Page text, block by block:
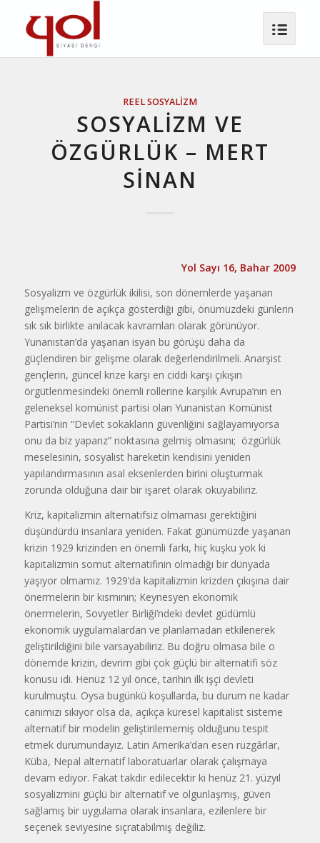
REEL SOSYALIZM
SOSYALİZM VE
ÖZGÜRLÜK – MERT
SINAN
Yol Sayı 16, Bahar 2009
Sosyalizm ve özgürlük ikilisi, son dönemlerde yaşanan
gelişmelerin de açıkça gösterdiği gibi, önümüzdeki günlerin
sık sık birlikte anılacak kavramları olarak görünüyor.
Yunanistan’da yaşanan isyan bu görüşü daha da
güçlendiren bir gelişme olarak değerlendirilmeli. Anarşist
gençlerin, güncel krize karşı en ciddi karşı çıkışın
örgütlenmesindeki önemli rollerine karşılık Avrupa’nın en
geleneksel komünist partisi olan Yunanistan Komünist
Partisi’nin “Devlet sokakların güvenliğini sağlayamıyorsa
onu da biz yaparız” noktasına gelmiş olmasını; özgürlük
meselesinin, sosyalist hareketin kendisini yeniden
yapılandırmasının asal eksenlerden birini oluşturmak
zorunda olduğuna dair bir işaret olarak okuyabiliriz.
Kriz, kapitalizmin alternatifsiz olmaması gerektiğini
düşündürdü insanlara yeniden. Fakat günümüzde yaşanan
krizin 1929 krizinden en önemli farkı, hiç kuşku yok ki
kapitalizmin somut alternatifinin olmadığı bir dünyada
yaşıyor olmamız. 1929’da kapitalizmin krizden çıkışına dair
önermelerin bir kısmının; Keynesyen ekonomik
önermelerin, Sovyetler Birliği’ndeki devlet güdümlü
ekonomik uygulamalardan ve planlamadan etkilenerek
geliştirildiğini bile varsayabiliriz. Bu doğru olmasa bile o
dönemde krizin, devrim gibi çok güçlü bir alternatifi söz
konusu idi. Henüz 12 yıl önce, tarihin ilk işçi devleti
kurulmuştu. Oysa bugünkü koşullarda, bu durum ne kadar
canımızı sıkıyor olsa da, açıkça küresel kapitalist sisteme
alternatif bir modelin geliştirilememiş olduğunu tespit
etmek durumundayız. Latin Amerika’dan esen rüzgârlar,
Küba, Nepal alternatif laboratuarlar olarak çalışmaya
devam ediyor. Fakat takdir edilecektir ki henüz 21. yüzyıl
sosyalizmini güçlü bir alternatif ve olgunlaşmış, güven
sağlamış bir uygulama olarak insanlara, ezilenlere bir
seçenek seviyesine sıçratabilmiş değiliz.